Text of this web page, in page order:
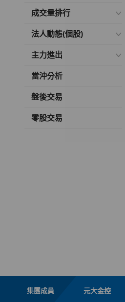
成交量排行
法人動態(個股)
主力進出
當沖分析
盤後交易
零股交易
集團成員 元大金控